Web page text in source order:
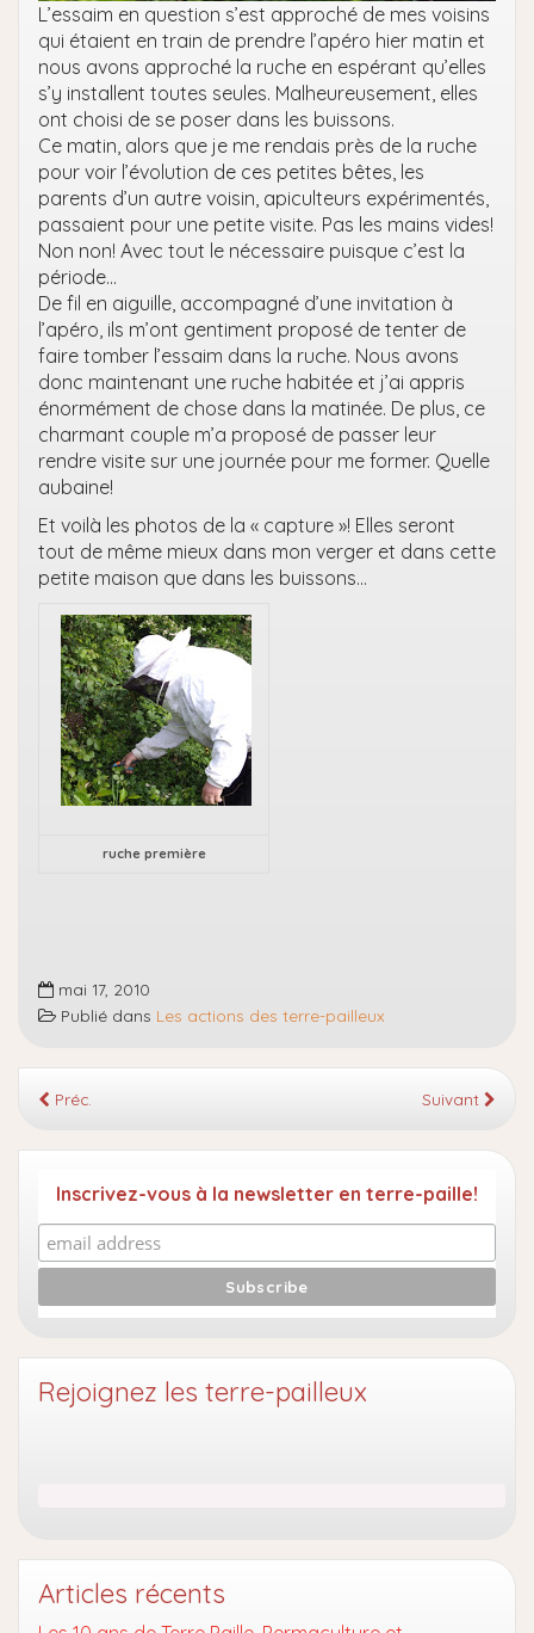
L’essaim en question s’est approché de mes voisins
qui étaient en train de prendre l’apéro hier matin et
nous avons approché la ruche en espérant qu’elles
s’y installent toutes seules. Malheureusement, elles
ont choisi de se poser dans les buissons.
Ce matin, alors que je me rendais près de la ruche
pour voir l’évolution de ces petites bêtes, les
parents d’un autre voisin, apiculteurs expérimentés,
passaient pour une petite visite. Pas les mains vides!
Non non! Avec tout le nécessaire puisque c’est la
période…
De fil en aiguille, accompagné d’une invitation à
l’apéro, ils m’ont gentiment proposé de tenter de
faire tomber l’essaim dans la ruche. Nous avons
donc maintenant une ruche habitée et j’ai appris
énormément de chose dans la matinée. De plus, ce
charmant couple m’a proposé de passer leur
rendre visite sur une journée pour me former. Quelle
aubaine!
Et voilà les photos de la « capture »! Elles seront
tout de même mieux dans mon verger et dans cette
petite maison que dans les buissons…
ruche première
mai 17, 2010
Publié dans Les actions des terre-pailleux
Préc. Suivant
Inscrivez-vous à la newsletter en terre-paille!
Rejoignez les terre-pailleux
Articles récents